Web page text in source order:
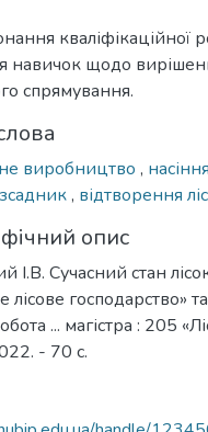
кваліфікаційної
навичок щодо
спрямування.
виробництво , насіння
, відтворення
опис
І.В. Сучасний стан
лісове господарство»
... магістра : 205
- 70 с.